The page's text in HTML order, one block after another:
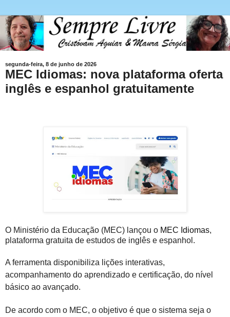
segunda-feira, 8 de junho de 2026
MEC Idiomas: nova plataforma oferta
inglês e espanhol gratuitamente
O Ministério da Educação (MEC) lançou o MEC Idiomas,
plataforma gratuita de estudos de inglês e espanhol.
A ferramenta disponibiliza lições interativas,
acompanhamento do aprendizado e certificação, do nível
básico ao avançado.
De acordo com o MEC, o objetivo é que o sistema seja o